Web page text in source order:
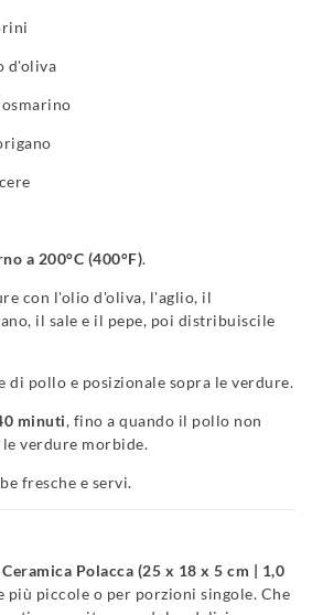
d'oliva
a 200°C (400°F).
con l'olio d'oliva, l'aglio, il
il sale e il pepe, poi distribuiscile
di pollo e posizionale sopra le verdure.
minuti, fino a quando il pollo non
verdure morbide.
fresche e servi.
Polacca (25 x 18 x 5 cm | 1,0
più piccole o per porzioni singole. Che